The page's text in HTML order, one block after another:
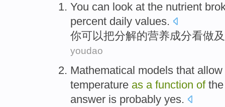
You can look at the nutrient
percent daily values.
你可以把分解的营养成分看做及
youdao
Mathematical models that allow
temperature as a function ofthe
answer is probably yes.